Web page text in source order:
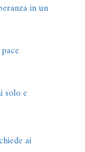
in un
solo e
ai